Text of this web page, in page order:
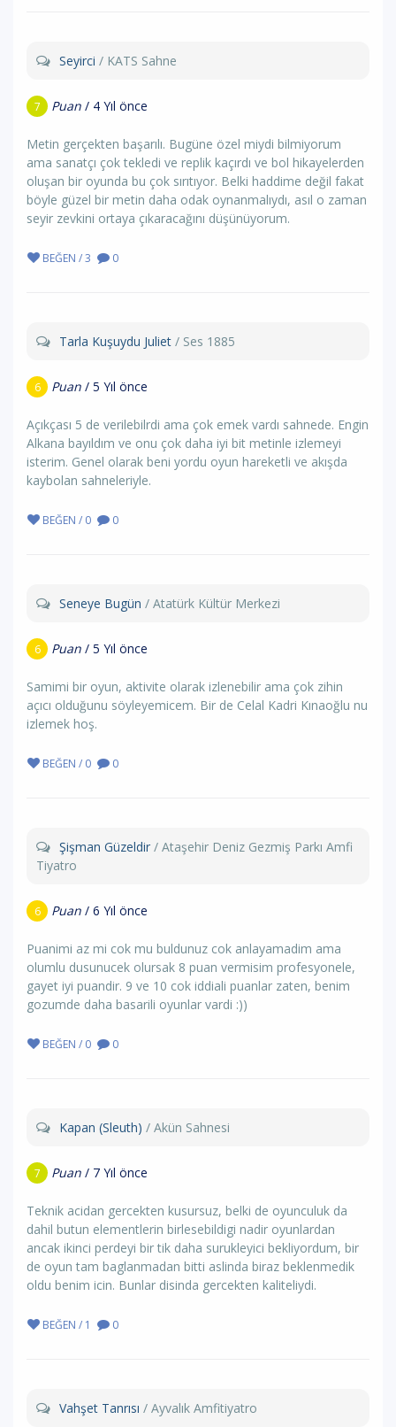
Seyirci / KATS Sahne
7 Puan / 4 Yıl önce
Metin gerçekten başarılı. Bugüne özel miydi bilmiyorum
ama sanatçı çok tekledi ve replik kaçırdı ve bol hikayelerden
oluşan bir oyunda bu çok sırıtıyor. Belki haddime değil fakat
böyle güzel bir metin daha odak oynanmalıydı, asıl o zaman
seyir zevkini ortaya çıkaracağını düşünüyorum.
BEĞEN / 3 0
Tarla Kuşuydu Juliet / Ses 1885
6 Puan / 5 Yıl önce
Açıkçası 5 de verilebilrdi ama çok emek vardı sahnede. Engin
Alkana bayıldım ve onu çok daha iyi bit metinle izlemeyi
isterim. Genel olarak beni yordu oyun hareketli ve akışda
kaybolan sahneleriyle.
BEĞEN / 0 0
Seneye Bugün / Atatürk Kültür Merkezi
6 Puan / 5 Yıl önce
Samimi bir oyun, aktivite olarak izlenebilir ama çok zihin
açıcı olduğunu söyleyemicem. Bir de Celal Kadri Kınaoğlu nu
izlemek hoş.
BEĞEN / 0 0
Şişman Güzeldir / Ataşehir Deniz Gezmiş Parkı Amfi
Tiyatro
6 Puan / 6 Yıl önce
Puanimi az mi cok mu buldunuz cok anlayamadim ama
olumlu dusunucek olursak 8 puan vermisim profesyonele,
gayet iyi puandir. 9 ve 10 cok iddiali puanlar zaten, benim
gozumde daha basarili oyunlar vardi :))
BEĞEN / 0 0
Kapan (Sleuth) / Akün Sahnesi
7 Puan / 7 Yıl önce
Teknik acidan gercekten kusursuz, belki de oyunculuk da
dahil butun elementlerin birlesebildigi nadir oyunlardan
ancak ikinci perdeyi bir tik daha surukleyici bekliyordum, bir
de oyun tam baglanmadan bitti aslinda biraz beklenmedik
oldu benim icin. Bunlar disinda gercekten kaliteliydi.
BEĞEN / 1 0
Vahşet Tanrısı / Ayvalık Amfitiyatro